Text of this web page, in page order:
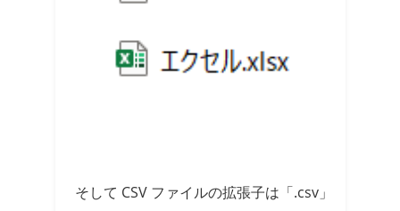
そして CSV ファイルの拡張子は「.csv」